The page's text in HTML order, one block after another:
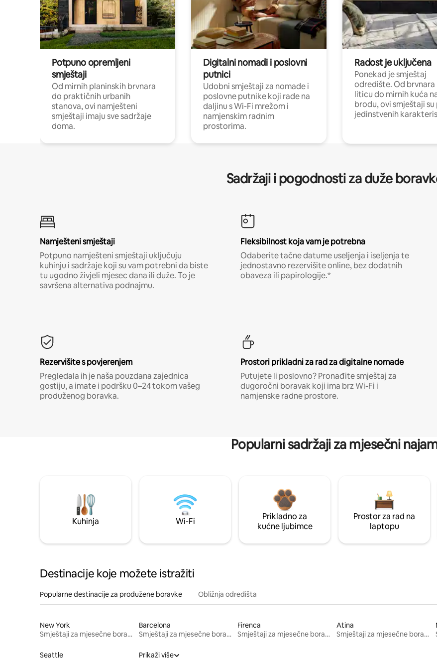
Potpuno opremljeni
smještaji
Od mirnih planinskih brvnara
do praktičnih urbanih
stanova, ovi namješteni
smještaji imaju sve sadržaje
doma.
Digitalni nomadi i poslovni
putnici
Udobni smještaji za nomade i
poslovne putnike koji rade na
daljinu s Wi-Fi mrežom i
namjenskim radnim
prostorima.
Radost je uključena
Ponekad je smještaj
odredište. Od brvnara
liticu do mirnih kuća
brodu, ovi smještaji su
jedinstvenih
Sadržaji i pogodnosti za duže
Namješteni smještaji
Potpuno namješteni smještaji uključuju
kuhinju i sadržaje koji su vam potrebni da biste
tu ugodno živjeli mjesec dana ili duže. To je
savršena alternativa podnajmu.
Fleksibilnost koja vam je potrebna
Odaberite tačne datume useljenja i iseljenja te
jednostavno rezervišite online, bez dodatnih
obaveza ili papirologije.*
Rezervišite s povjerenjem
Pregledala ih je naša pouzdana zajednica
gostiju, a imate i podršku 0–24 tokom vašeg
produženog boravka.
Prostori prikladni za rad za digitalne nomade
Putujete li poslovno? Pronađite smještaj za
dugoročni boravak koji ima brz Wi-Fi i
namjenske radne prostore.
Popularni sadržaji za mjesečni
Kuhinja Wi-Fi
Prikladno za
kućne ljubimce
Prostor za rad na
laptopu
Destinacije koje možete istražiti
Popularne destinacije za produžene boravke Obližnja odredišta
New York
Smještaji za mjesečne boravke
Barcelona
Smještaji za mjesečne boravke
Firenca
Smještaji za mjesečne boravke
Atina
Smještaji za mjesečne boravke
Seattle Prikaži više